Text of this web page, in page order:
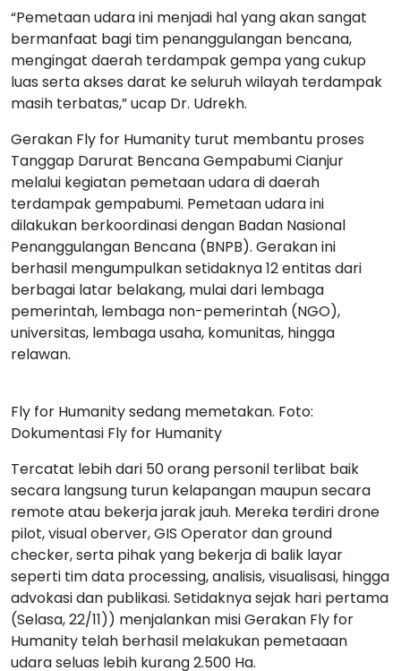
“Pemetaan udara ini menjadi hal yang akan sangat
bermanfaat bagi tim penanggulangan bencana,
mengingat daerah terdampak gempa yang cukup
luas serta akses darat ke seluruh wilayah terdampak
masih terbatas,” ucap Dr. Udrekh.
Gerakan Fly for Humanity turut membantu proses
Tanggap Darurat Bencana Gempabumi Cianjur
melalui kegiatan pemetaan udara di daerah
terdampak gempabumi. Pemetaan udara ini
dilakukan berkoordinasi dengan Badan Nasional
Penanggulangan Bencana (BNPB). Gerakan ini
berhasil mengumpulkan setidaknya 12 entitas dari
berbagai latar belakang, mulai dari lembaga
pemerintah, lembaga non-pemerintah (NGO),
universitas, lembaga usaha, komunitas, hingga
relawan.
Fly for Humanity sedang memetakan. Foto:
Dokumentasi Fly for Humanity
Tercatat lebih dari 50 orang personil terlibat baik
secara langsung turun kelapangan maupun secara
remote atau bekerja jarak jauh. Mereka terdiri drone
pilot, visual oberver, GIS Operator dan ground
checker, serta pihak yang bekerja di balik layar
seperti tim data processing, analisis, visualisasi, hingga
advokasi dan publikasi. Setidaknya sejak hari pertama
(Selasa, 22/11)) menjalankan misi Gerakan Fly for
Humanity telah berhasil melakukan pemetaaan
udara seluas lebih kurang 2.500 Ha.